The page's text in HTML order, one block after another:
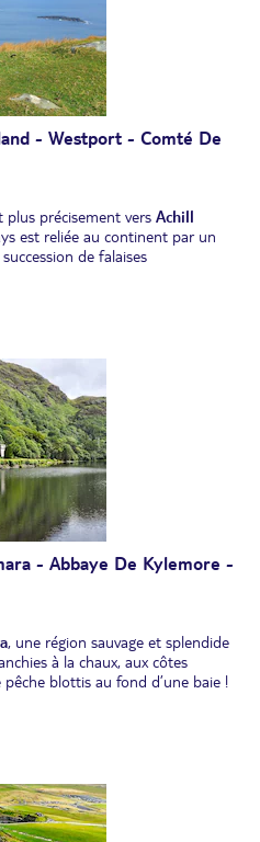
- Westport - Comté De
précisement vers Achill
est reliée au continent par un
de falaises
Il n’est pas rare de croiser
ses rues colorées et ses
- Abbaye De Kylemore -
, une région sauvage et splendide
à la chaux, aux côtes
blottis au fond d’une baie !
Kylemore.
en option, à réserver et à